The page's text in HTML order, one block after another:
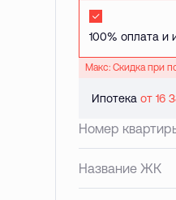
Стандартная
Макс: Скидка при
Ипотека от 16
Номер
Название ЖК